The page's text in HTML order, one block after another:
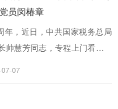
员闵椿章
年，近日，中共国家税务总局
慧芳同志，专程上门看望慰
07